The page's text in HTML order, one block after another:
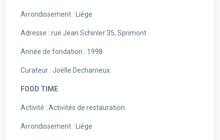
Arrondissement : Liège
Adresse : rue Jean Schinler 35, Sprimont
Année de fondation : 1998
Curateur : Joëlle Decharneux.
FOOD TIME
Activité : Activités de restauration.
Arrondissement : Liège